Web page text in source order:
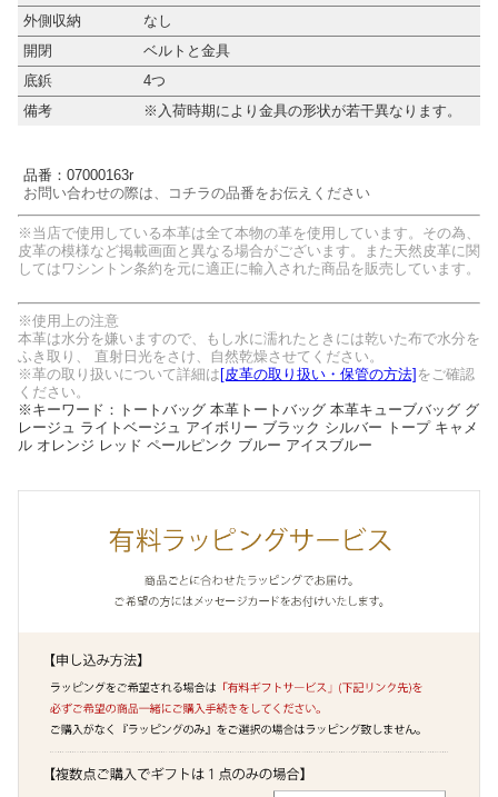
外側収納
なし
開閉
ベルトと金具
底鋲
4つ
備考
※入荷時期により金具の形状が若干異なります。
品番：07000163r
お問い合わせの際は、コチラの品番をお伝えください
※当店で使用している本革は全て本物の革を使用しています。その為、
皮革の模様など掲載画面と異なる場合がございます。また天然皮革に関
してはワシントン条約を元に適正に輸入された商品を販売しています。
※使用上の注意
本革は水分を嫌いますので、もし水に濡れたときには乾いた布で水分を
ふき取り、 直射日光をさけ、自然乾燥させてください。
※革の取り扱いについて詳細は [皮革の取り扱い・保管の方法] をご確認
ください。
※キーワード：トートバッグ 本革トートバッグ 本革キューブバッグ グ
レージュ ライトベージュ アイボリー ブラック シルバー トープ キャメ
ル オレンジ レッド ペールピンク ブルー アイスブルー